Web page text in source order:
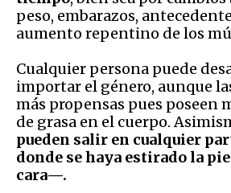
peso, embarazos,
aumento repentino de los
Cualquier persona puede
importar el género, aunque
más propensas pues poseen
de grasa en el cuerpo.
pueden salir en cualquier
donde se haya estirado la
cara—.